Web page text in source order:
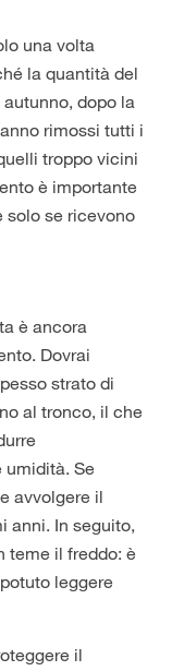
una volta
la quantità del
dopo la
rimossi tutti i
troppo vicini
è importante
solo se ricevono
è ancora
Dovrai
strato di
al tronco, il che
umidità. Se
avvolgere il
anni. In seguito,
teme il freddo: è
leggere
il